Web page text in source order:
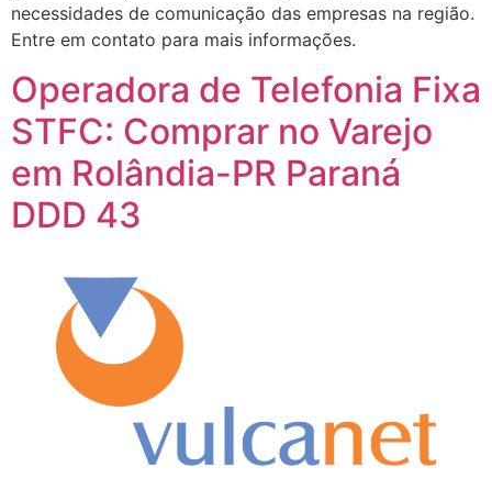
necessidades de comunicação das empresas na região.
Entre em contato para mais informações.
Operadora de Telefonia Fixa
STFC: Comprar no Varejo
em Rolândia-PR Paraná
DDD 43